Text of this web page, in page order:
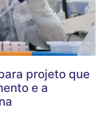
projeto que
e a